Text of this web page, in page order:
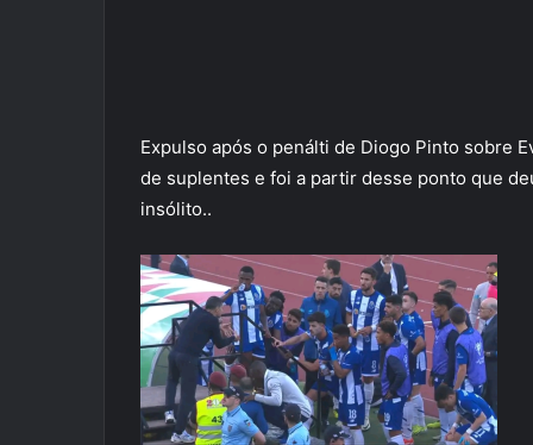
Expulso após o penálti de Diogo Pinto sobre
de suplentes e foi a partir desse ponto que
insólito..